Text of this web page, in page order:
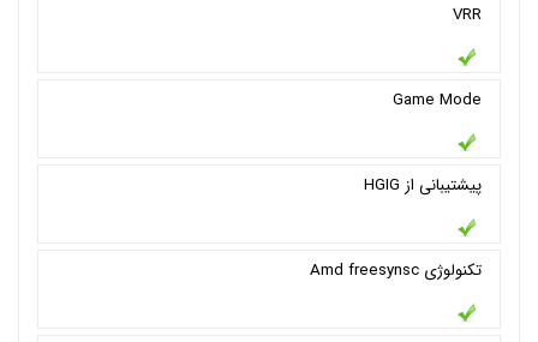
VRR
Game Mode
پیشتیبانی از HGIG
تکنولوژی Amd freesynsc